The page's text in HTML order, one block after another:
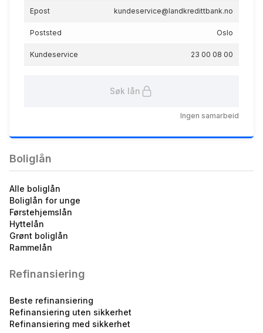
Mellomfinansiering - solgt
eff.rente
Epost kundeservice@landkredittbank.no
Poststed Oslo
Kundeservice 23 00 08 00
Søk lån
Ingen samarbeid
Boliglån
Alle boliglån
Boliglån for unge
Førstehjemslån
Hyttelån
Grønt boliglån
Rammelån
Refinansiering
Beste refinansiering
Refinansiering uten sikkerhet
Refinansiering med sikkerhet